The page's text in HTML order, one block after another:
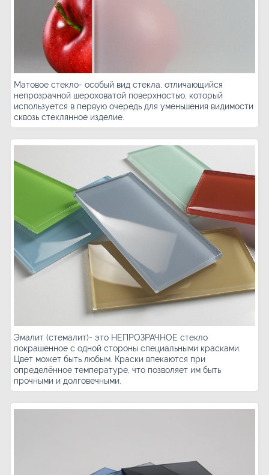
Матовое стекло- особый вид стекла, отличающийся
непрозрачной шероховатой поверхностью, который
используется в первую очередь для уменьшения видимости
сквозь стеклянное изделие.
Эмалит (стемалит)- это НЕПРОЗРАЧНОЕ стекло
покрашенное с одной стороны специальными красками.
Цвет может быть любым. Краски впекаются при
определённое температуре, что позволяет им быть
прочными и долговечными.